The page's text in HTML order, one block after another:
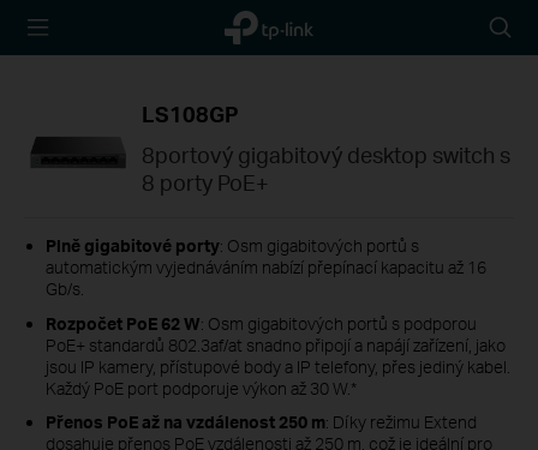
TP-Link,
Reliably
icon
LS108GP
8portový gigabitový desktop switch s
8 porty PoE+
Plně gigabitové porty: Osm gigabitových portů s
automatickým vyjednáváním nabízí přepínací kapacitu až 16
Gb/s.
Rozpočet PoE 62 W: Osm gigabitových portů s podporou
PoE+ standardů 802.3af/at snadno připojí a napájí zařízení, jako
jsou IP kamery, přístupové body a IP telefony, přes jediný kabel.
Každý PoE port podporuje výkon až 30 W.*
Přenos PoE až na vzdálenost 250 m: Díky režimu Extend
dosahuje přenos PoE vzdálenosti až 250 m, což je ideální pro